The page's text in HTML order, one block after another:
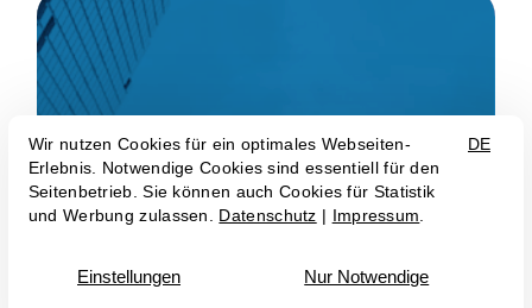
Sicherheitsanalyse